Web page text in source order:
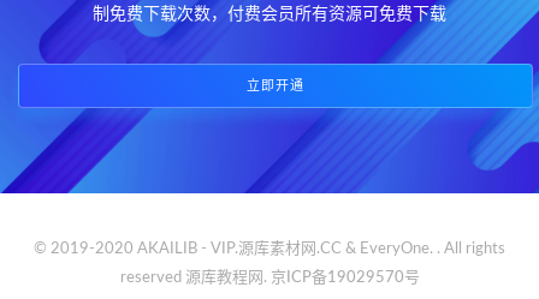
制免费下载次数，付费会员所有资源可免费下载
立即开通
© 2019-2020 AKAILIB - VIP.源库素材网.CC & EveryOne. . All rights
reserved 源库教程网. 京ICP备19029570号